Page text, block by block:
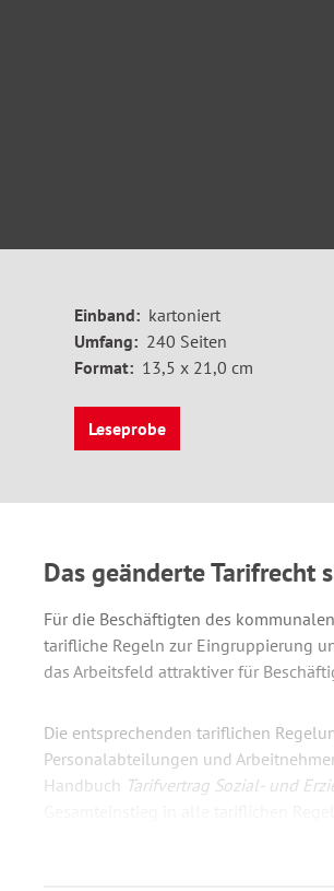
Einband: kartoniert
Umfang: 240 Seiten
Format: 13,5 x 21,0 cm
Leseprobe
Das geänderte Tarifrecht
Für die Beschäftigten des
tarifliche Regeln zur Eingruppierung
das Arbeitsfeld attraktiver für
Die entsprechenden tariflichen
Personalabteilungen und
Handbuch Tarifvertrag Sozial- und